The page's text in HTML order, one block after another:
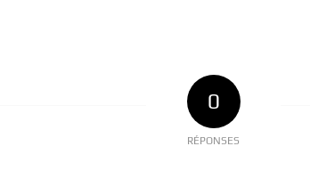
0
RÉPONSES